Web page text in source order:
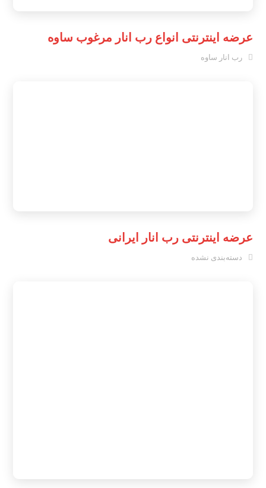
عرضه اینترنتی انواع رب انار مرغوب ساوه
رب انار ساوه
عرضه اینترنتی رب انار ایرانی
دسته‌بندی نشده